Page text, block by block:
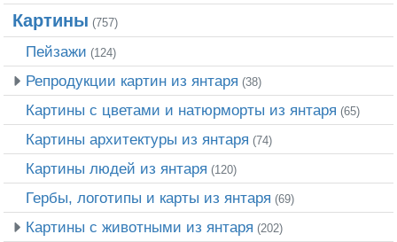
Картины (757)
Пейзажи (124)
Репродукции картин из янтаря (38)
Картины с цветами и натюрморты из янтаря (65)
Картины архитектуры из янтаря (74)
Картины людей из янтаря (120)
Гербы, логотипы и карты из янтаря (69)
Картины с животными из янтаря (202)